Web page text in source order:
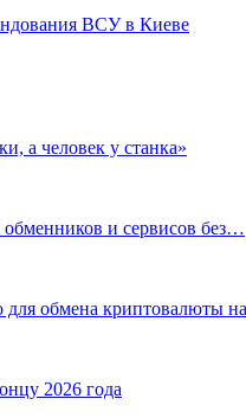
ВСУ в Киеве
а человек у станка»
и сервисов без…
обмена криптовалюты
2026 года